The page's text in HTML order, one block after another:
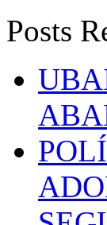
Posts